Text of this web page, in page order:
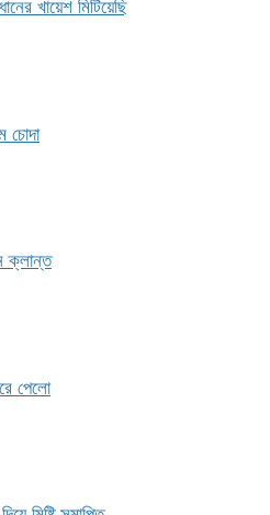
খায়েশ মিটিয়েছি
চোদা
ক্লান্ত
পেলো